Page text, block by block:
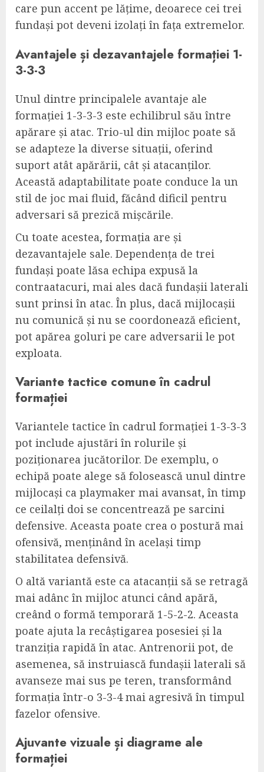
care pun accent pe lățime, deoarece cei trei
fundași pot deveni izolați în fața extremelor.
Avantajele și dezavantajele formației 1-
3-3-3
Unul dintre principalele avantaje ale
formației 1-3-3-3 este echilibrul său între
apărare și atac. Trio-ul din mijloc poate să
se adapteze la diverse situații, oferind
suport atât apărării, cât și atacanților.
Această adaptabilitate poate conduce la un
stil de joc mai fluid, făcând dificil pentru
adversari să prezică mișcările.
Cu toate acestea, formația are și
dezavantajele sale. Dependența de trei
fundași poate lăsa echipa expusă la
contraatacuri, mai ales dacă fundașii laterali
sunt prinsi în atac. În plus, dacă mijlocașii
nu comunică și nu se coordonează eficient,
pot apărea goluri pe care adversarii le pot
exploata.
Variante tactice comune în cadrul
formației
Variantele tactice în cadrul formației 1-3-3-3
pot include ajustări în rolurile și
poziționarea jucătorilor. De exemplu, o
echipă poate alege să folosească unul dintre
mijlocași ca playmaker mai avansat, în timp
ce ceilalți doi se concentrează pe sarcini
defensive. Aceasta poate crea o postură mai
ofensivă, menținând în același timp
stabilitatea defensivă.
O altă variantă este ca atacanții să se retragă
mai adânc în mijloc atunci când apără,
creând o formă temporară 1-5-2-2. Aceasta
poate ajuta la recâștigarea posesiei și la
tranziția rapidă în atac. Antrenorii pot, de
asemenea, să instruiască fundașii laterali să
avanseze mai sus pe teren, transformând
formația într-o 3-3-4 mai agresivă în timpul
fazelor ofensive.
Ajuvante vizuale și diagrame ale
formației